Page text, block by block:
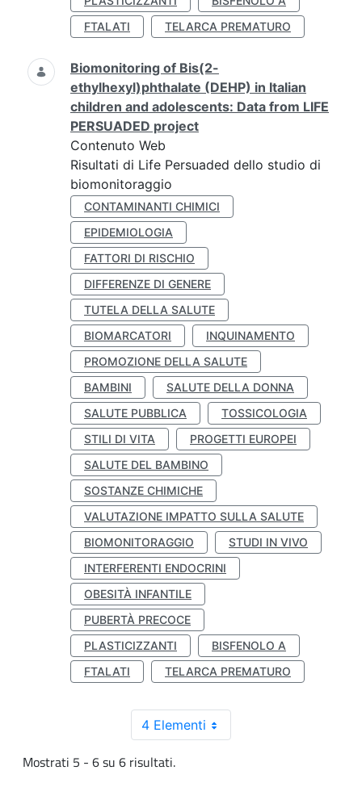
FTALATI
TELARCA PREMATURO
Biomonitoring of Bis(2-
ethylhexyl)phthalate (DEHP) in Italian
children and adolescents: Data from LIFE
PERSUADED project
Contenuto Web
Risultati di Life Persuaded dello studio di
biomonitoraggio
CONTAMINANTI CHIMICI
EPIDEMIOLOGIA
FATTORI DI RISCHIO
DIFFERENZE DI GENERE
TUTELA DELLA SALUTE
BIOMARCATORI
INQUINAMENTO
PROMOZIONE DELLA SALUTE
BAMBINI
SALUTE DELLA DONNA
SALUTE PUBBLICA
TOSSICOLOGIA
STILI DI VITA
PROGETTI EUROPEI
SALUTE DEL BAMBINO
SOSTANZE CHIMICHE
VALUTAZIONE IMPATTO SULLA SALUTE
BIOMONITORAGGIO
STUDI IN VIVO
INTERFERENTI ENDOCRINI
OBESITÀ INFANTILE
PUBERTÀ PRECOCE
PLASTICIZZANTI
BISFENOLO A
FTALATI
TELARCA PREMATURO
4 Elementi
Mostrati 5 - 6 su 6 risultati.